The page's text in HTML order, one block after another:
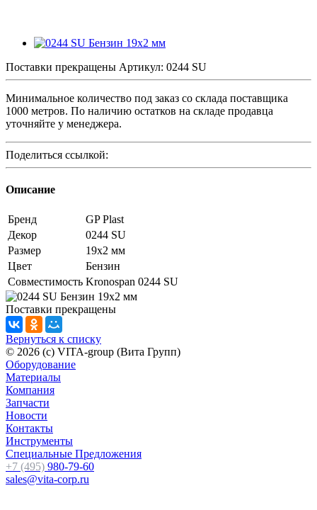
Поставки прекращены Артикул: 0244 SU
Минимальное количество под заказ со склада поставщика
1000 метров. По наличию остатков на складе продавца
уточняйте у менеджера.
Поделиться ссылкой:
Описание
Бренд
GP Plast
Декор
0244 SU
Размер
19x2 мм
Цвет
Бензин
Совместимость Kronospan 0244 SU
Поставки прекращены
Вернуться к списку
© 2026 (c) VITA-group (Вита Групп)
Оборудование
Материалы
Компания
Запчасти
Новости
Контакты
Инструменты
Специальные Предложения
+7 (495) 980-79-60
sales@vita-corp.ru